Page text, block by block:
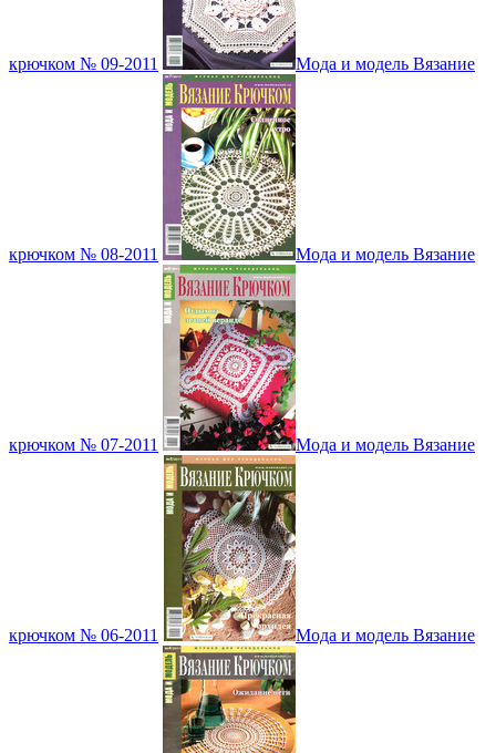
крючком № 09-2011 Мода и модель Вязание
крючком № 08-2011 Мода и модель Вязание
крючком № 07-2011 Мода и модель Вязание
крючком № 06-2011 Мода и модель Вязание